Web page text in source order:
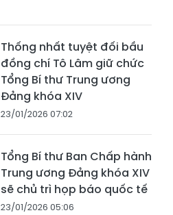
Thống nhất tuyệt đối bầu
đồng chí Tô Lâm giữ chức
Tổng Bí thư Trung ương
Đảng khóa XIV
23/01/2026 07:02
Tổng Bí thư Ban Chấp hành
Trung ương Đảng khóa XIV
sẽ chủ trì họp báo quốc tế
23/01/2026 05:06